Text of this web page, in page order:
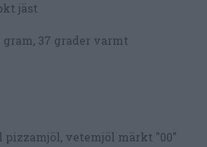
jäst
gram, 37 grader varmt
pizzamjöl, vetemjöl märkt "00"